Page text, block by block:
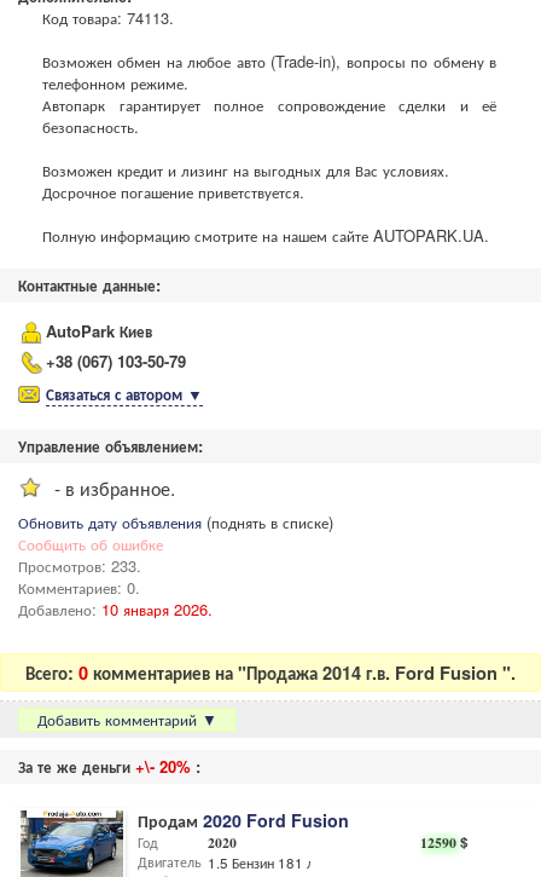
Код товара: 74113.
Возможен обмен на любое авто (Trade-in), вопросы по обмену в
телефонном режиме.
Автопарк гарантирует полное сопровождение сделки и её
безопасность.
Возможен кредит и лизинг на выгодных для Вас условиях.
Досрочное погашение приветствуется.
Полную информацию смотрите на нашем сайте AUTOPARK.UA.
Контактные данные:
AutoPark Киев
+38 (067) 103-50-79
Связаться с автором ▼
Управление объявлением:
- в избранное.
Обновить дату объявления (поднять в списке)
Сообщить об ошибке
Просмотров: 233.
Комментариев: 0.
Добавлено: 10 января 2026.
Всего: 0 комментариев на "Продажа 2014 г.в. Ford Fusion ".
Добавить комментарий ▼
За те же деньги +\- 20% :
Продам 2020 Ford Fusion
12590$
Год
Двигатель
2020
1.5 Бензин 181 л.с